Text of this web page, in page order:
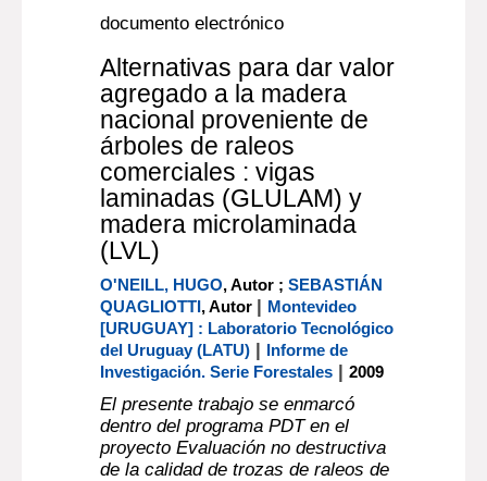
documento electrónico
Alternativas para dar valor
agregado a la madera
nacional proveniente de
árboles de raleos
comerciales : vigas
laminadas (GLULAM) y
madera microlaminada
(LVL)
O'NEILL, HUGO, Autor ;SEBASTIÁN
QUAGLIOTTI, Autor | Montevideo
[URUGUAY] : Laboratorio Tecnológico
del Uruguay (LATU) | Informe de
Investigación. Serie Forestales |2009
El presente trabajo se enmarcó
dentro del programa PDT en el
proyecto Evaluación no destructiva
de la calidad de trozas de raleos de